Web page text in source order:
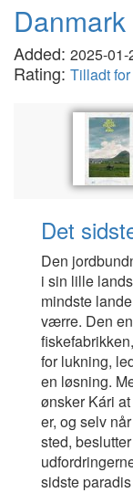
Danmark
Added: 2025-01-
Rating: Tilladt
Det
Den
i sin lille
mindste
værre. Den
for lukning,
en løsning.
ønsker Kári
er, og selv
sted,
sidste